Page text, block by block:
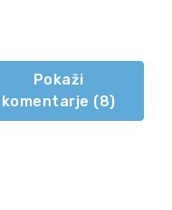
Pokaži
komentarje (8)